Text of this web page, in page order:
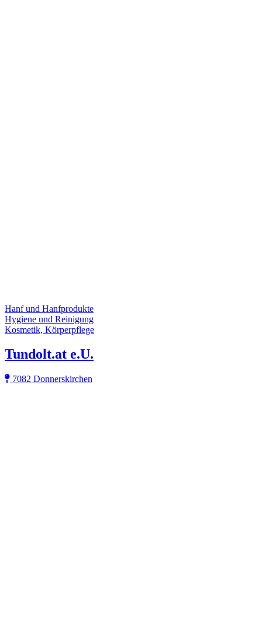
Hanf und Hanfprodukte
Hygiene und Reinigung
Kosmetik, Körperpflege
Tundolt.at e.U.
7082 Donnerskirchen